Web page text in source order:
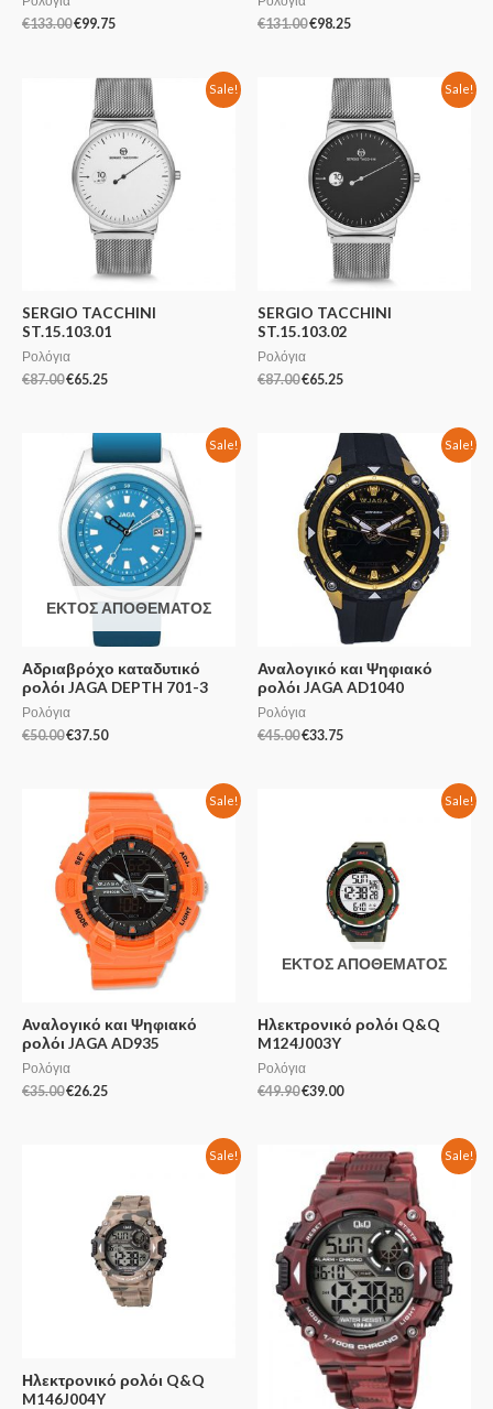
€133.00€99.75 €131.00€98.25
Sale!
SERGIO TACCHINI
ST.15.103.01
Ρολόγια
€87.00€65.25
Sale!
SERGIO TACCHINI
ST.15.103.02
Ρολόγια
€87.00€65.25
Sale!
ΕΚΤΌΣ ΑΠΟΘΈΜΑΤΟΣ
Αδριαβρόχο καταδυτικό
ρολόι JAGA DEPTH 701-3
Ρολόγια
€50.00€37.50
Sale!
Αναλογικό και Ψηφιακό
ρολόι JAGA AD1040
Ρολόγια
€45.00€33.75
Sale!
Αναλογικό και Ψηφιακό
ρολόι JAGA AD935
Ρολόγια
€35.00€26.25
Sale!
ΕΚΤΌΣ ΑΠΟΘΈΜΑΤΟΣ
Ηλεκτρονικό ρολόι Q&Q
M124J003Y
Ρολόγια
€49.90€39.00
Sale!
Ηλεκτρονικό ρολόι Q&Q
M146J004Y
Sale!